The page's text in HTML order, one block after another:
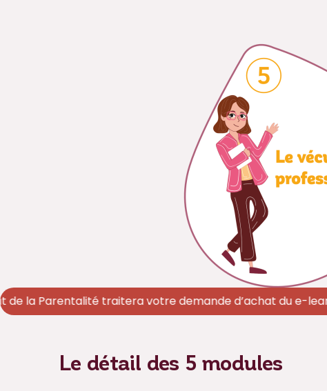
Parentalité traitera votre demande d’achat du e-
Le détail des 5 modules